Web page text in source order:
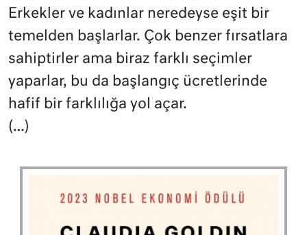
Erkekler ve kadınlar neredeyse eşit bir
temelden başlarlar. Çok benzer fırsatlara
sahiptirler ama biraz farklı seçimler
yaparlar, bu da başlangıç ücretlerinde
hafif bir farklılığa yol açar.
(…)